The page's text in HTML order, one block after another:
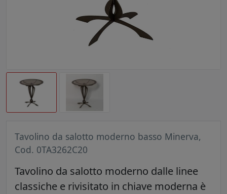
Tavolino da salotto moderno basso Minerva,
Cod. 0TA3262C20
Tavolino da salotto moderno dalle linee
classiche e rivisitato in chiave moderna è